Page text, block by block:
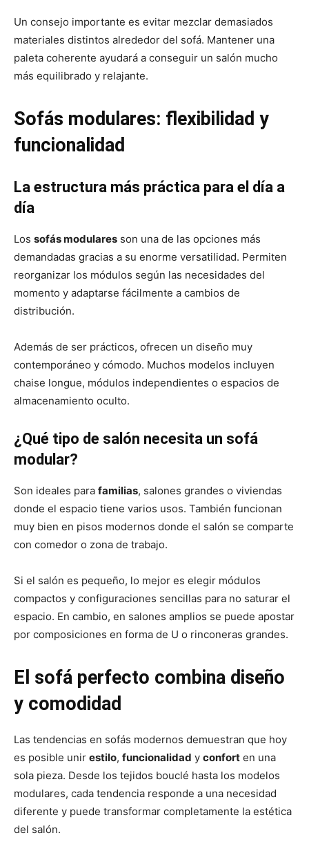
Un consejo importante es evitar mezclar demasiados
materiales distintos alrededor del sofá. Mantener una
paleta coherente ayudará a conseguir un salón mucho
más equilibrado y relajante.
Sofás modulares: flexibilidad y
funcionalidad
La estructura más práctica para el día a
día
Los sofás modulares son una de las opciones más
demandadas gracias a su enorme versatilidad. Permiten
reorganizar los módulos según las necesidades del
momento y adaptarse fácilmente a cambios de
distribución.
Además de ser prácticos, ofrecen un diseño muy
contemporáneo y cómodo. Muchos modelos incluyen
chaise longue, módulos independientes o espacios de
almacenamiento oculto.
¿Qué tipo de salón necesita un sofá
modular?
Son ideales para familias, salones grandes o viviendas
donde el espacio tiene varios usos. También funcionan
muy bien en pisos modernos donde el salón se comparte
con comedor o zona de trabajo.
Si el salón es pequeño, lo mejor es elegir módulos
compactos y configuraciones sencillas para no saturar el
espacio. En cambio, en salones amplios se puede apostar
por composiciones en forma de U o rinconeras grandes.
El sofá perfecto combina diseño
y comodidad
Las tendencias en sofás modernos demuestran que hoy
es posible unir estilo, funcionalidad y confort en una
sola pieza. Desde los tejidos bouclé hasta los modelos
modulares, cada tendencia responde a una necesidad
diferente y puede transformar completamente la estética
del salón.